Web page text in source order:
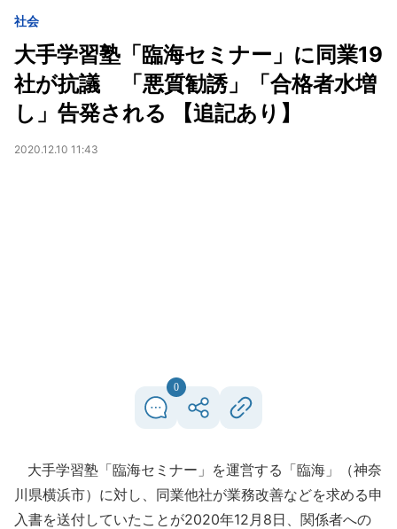
社会
大手学習塾「臨海セミナー」に同業19
社が抗議 「悪質勧誘」「合格者水増
し」告発される 【追記あり】
2020.12.10 11:43
0
大手学習塾「臨海セミナー」を運営する「臨海」（神奈
川県横浜市）に対し、同業他社が業務改善などを求める申
入書を送付していたことが2020年12月8日、関係者への